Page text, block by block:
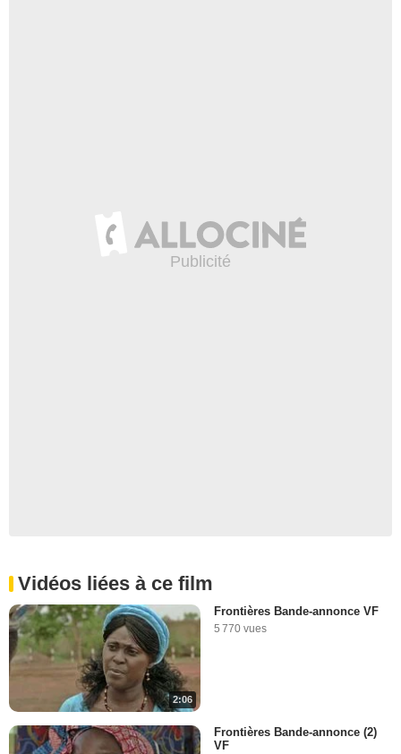
Vidéos liées à ce film
2:06
Frontières Bande-annonce VF
5 770 vues
Frontières Bande-annonce (2)
VF